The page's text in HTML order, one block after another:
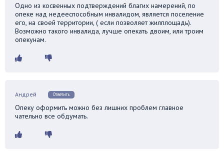
Одно из косвенных подтверждений благих намерений, по
опеке над недееспособным инвалидом, является поселение
его, на своей территории, ( если позволяет жилплощадь).
Возможно такого инвалида, лучше опекать двоим, или троим
опекунам.
Андрей Ответить
Опеку оформить можно без лишних проблем главное
чательно все обдумать.